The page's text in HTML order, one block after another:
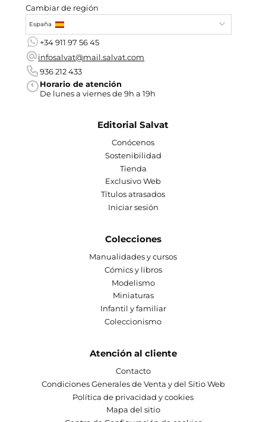
Cambiar de región
España
+34 911 97 56 45
infosalvat@mail.salvat.com
936 212 433
Horario de atención
De lunes a viernes de 9h a 19h
Editorial Salvat
Conócenos
Sostenibilidad
Tienda
Exclusivo Web
Títulos atrasados
Iniciar sesión
Colecciones
Manualidades y cursos
Cómics y libros
Modelismo
Miniaturas
Infantil y familiar
Coleccionismo
Atención al cliente
Contacto
Condiciones Generales de Venta y del Sitio Web
Política de privacidad y cookies
Mapa del sitio